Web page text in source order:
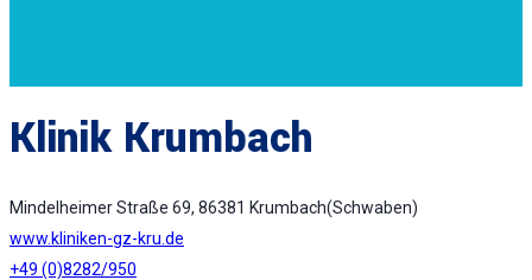
Klinik Krumbach
Mindelheimer Straße 69, 86381 Krumbach(Schwaben)
www.kliniken-gz-kru.de
+49 (0)8282/950